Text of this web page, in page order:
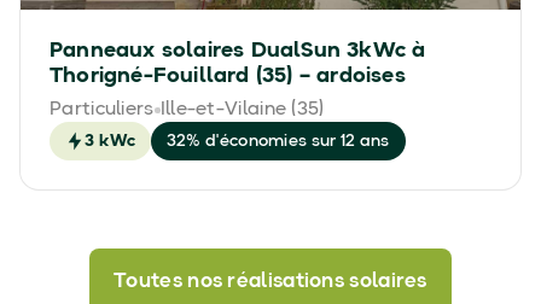
Panneaux solaires DualSun 3kWc à
Thorigné-Fouillard (35) – ardoises
Particuliers Ille-et-Vilaine (35)
3 kWc 32% d'économies sur 12 ans
Toutes nos réalisations solaires